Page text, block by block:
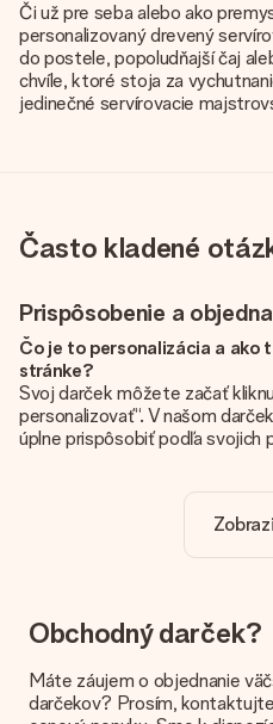
Či už pre seba alebo ako
personalizovaný drevený
do postele, popoludňajší čaj
chvíle, ktoré stoja za
jedinečné servírovacie
Často kladené
Prispôsobenie a
Čo je to personalizácia a ako
stránke?
Svoj darček môžete začať
personalizovať“. V našom
úplne prispôsobiť podľa svojich
Je personalizácia zahrnutá v
Cena uvedená na webovej
Ako zistím, či má môj
Chceme sa uistiť, že ste so
ste istí kvalitou obrázka,
zákazníkom a priložte svoju
Obchodný darček?
Máte záujem o objednanie
darčekov? Prosím,